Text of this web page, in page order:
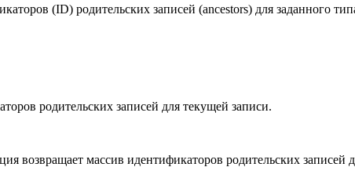
(ID) родительских записей (ancestors) для заданного
родительских записей для текущей записи.
возвращает массив идентификаторов родительских записей